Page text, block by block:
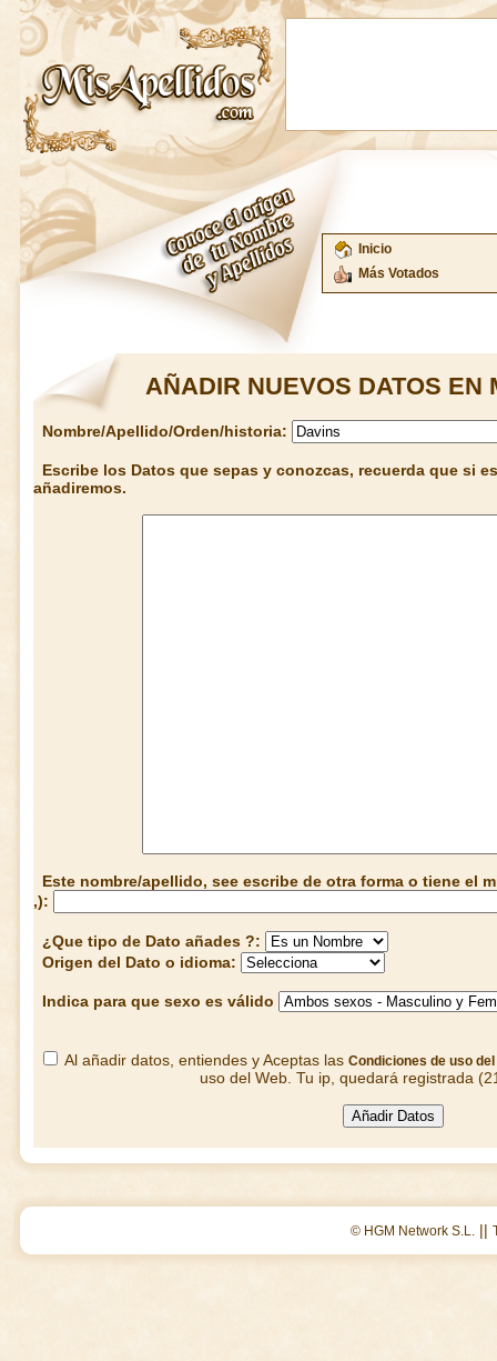
Inicio
Más Votados
AÑADIR NUEVOS DATOS EN
Nombre/Apellido/Orden/historia:
Escribe los Datos que sepas y conozcas, recuerda que si
añadiremos.
Este nombre/apellido, see escribe de otra forma o tiene el
,):
¿Que tipo de Dato añades ?:
Origen del Dato o idioma:
Indica para que sexo es válido
Al añadir datos, entiendes y Aceptas las Condiciones de uso del
uso del Web. Tu ip, quedará registrada
© HGM Network S.L. ||